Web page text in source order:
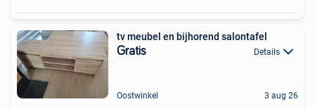
tv meubel en bijhorend salontafel
Gratis Details
Oostwinkel 3 aug 26